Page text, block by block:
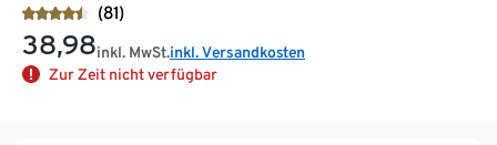
(81)
38,98inkl. MwSt.inkl. Versandkosten
Zur Zeit nicht verfügbar